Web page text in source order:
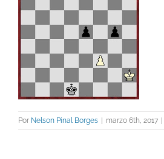
Por Nelson Pinal Borges | marzo 6th, 2017 |